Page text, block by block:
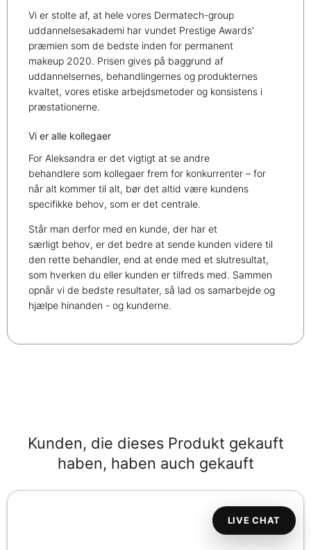
Vi er stolte af, at hele vores Dermatech-group
uddannelsesakademi har vundet Prestige Awards'
præmien som de bedste inden for permanent
makeup 2020. Prisen gives på baggrund af
uddannelsernes, behandlingernes og produkternes
kvaltet, vores etiske arbejdsmetoder og konsistens i
præstationerne.
Vi er alle kollegaer
For Aleksandra er det vigtigt at se andre
behandlere som kollegaer frem for konkurrenter – for
når alt kommer til alt, bør det altid være kundens
specifikke behov, som er det centrale.
Står man derfor med en kunde, der har et
særligt behov, er det bedre at sende kunden videre til
den rette behandler, end at ende med et slutresultat,
som hverken du eller kunden er tilfreds med. Sammen
opnår vi de bedste resultater, så lad os samarbejde og
hjælpe hinanden - og kunderne.
Kunden, die dieses Produkt gekauft
haben, haben auch gekauft
LIVE CHAT